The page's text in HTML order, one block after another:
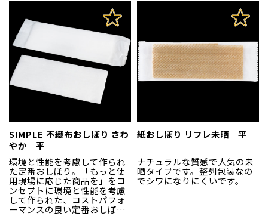
SIMPLE 不織布おしぼり さわ
やか 平
環境と性能を考慮して作られ
た定番おしぼり。「もっと使
用現場に応じた商品を」をコ
ンセプトに環境と性能を考慮
して作られた、コストパフォ
ーマンスの良い定番おしぼり
紙おしぼり リフレ未晒 平
ナチュラルな質感で人気の未
晒タイプです。整列包装なの
でシワになりにくいです。